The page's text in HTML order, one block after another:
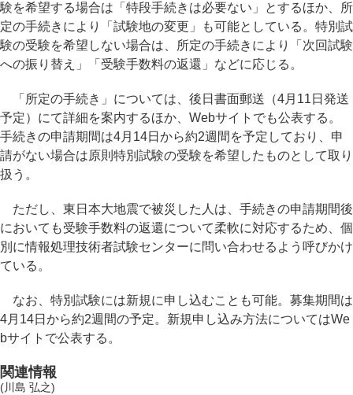
験を希望する場合は「特段手続きは必要ない」とするほか、所
定の手続きにより「試験地の変更」も可能としている。特別試
験の受験を希望しない場合は、所定の手続きにより「次回試験
への振り替え」「受験手数料の返還」などに応じる。
「所定の手続き」については、後日書面郵送（4月11日発送
予定）にて詳細を案内するほか、Webサイトでも公表する。
手続きの申請期間は4月14日から約2週間を予定しており、申
請がない場合は原則特別試験の受験を希望したものとして取り
扱う。
ただし、東日本大地震で被災した人は、手続きの申請期間後
においても受験手数料の返還について柔軟に対応するため、個
別に情報処理技術者試験センターに問い合わせるよう呼びかけ
ている。
なお、特別試験には新規に申し込むことも可能。募集期間は
4月14日から約2週間の予定。新規申し込み方法についてはWe
bサイトで公表する。
関連情報
(川島 弘之)